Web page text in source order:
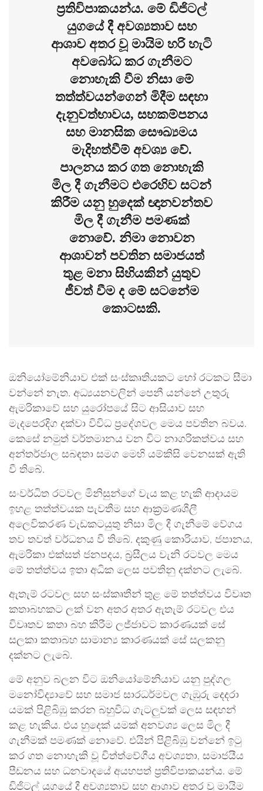
ප්‍රතිවිපාකයන්ය. මේ ඩිජිටල්
යුගයේ දී අවශ්‍යතාව සහ
ආශාව අතර වූ මායිම හරි හැටි
අවබෝධ කර ගැනීමට
නොහැකි වීම නිසා මේ
තත්ත්වයන්ගෙන් මිදීම සඳහා
දැනුවත්භාවය, සහකම්පනය
සහ මානසික සෞඛ්‍යමය
මැදිහත්වීම් අවශ්‍ය වේ.
පාලනය කර ගත නොහැකි
මිල දී ගැනීමට එරෙහිව සටන්
කිරීම යනු හුදෙක් ඥානවන්තව
මිල දී ගැනීම පමණක්
නොවේ. නිමා නොවන
ආශාවන් පවතින සමාජයත්
තුළ මනා සිහියකින් යුතුව
ජීවත් වීම ද මේ සටනේම
කොටසකි.
ඔනියෝමේනියාව එක් සංස්කෘතියකට හෝ රටකට සීමා
වන්නේ නැත. අධ්‍යයනවලින් පෙනී යන්නේ උතුරු
ඇමරිකාවේ සහ යුරෝපයේ සිට ආසියාව සහ
මැදපෙරදිග දක්වා විවිධ ප්‍රදේශවල මෙය පවතින බවය.
කෙසේ නමුත් වර්තමානය වන විට නාගරිකත්වය සහ
අන්තර්ජාල සබඳතා සමග මෙහි යම්කිසි වෙනසක් ඇති
වී තිබේ.
සංවර්ධිත රටවල මිනිසුන්ගේ වැය කළ හැකි ආදායම
ඉහළ තත්ත්වයක පැවතීම සහ ආක්‍රමණශීලී
අලෙවිකරණ වැඩකටයුතු නිසා මිල දී ගැනීමේ වේගය
තව තවත් වර්ධනය වී තිබේ. දකුණු කොරියාව, ජපානය,
ඇමරිකා එක්සත් ජනපදය, බ්‍රසීලය වැනි රටවල මෙය
මේ තත්ත්වය ඉතා අධික ලෙස පවතිනු දක්නට ලැබේ.
ඇතැම් රටවල සහ සංස්කෘතීන් තුළ මේ තත්ත්වය විවෘත
කතාබහකට ලක් වන අතර අතර ඇතැම් රටවල එය
විවෘතව කතා බහ කිරීම ලජ්ජාවට කාරණයක් සේ
සලකා කතාබහ සාමාන්‍ය කාරණයක් සේ සලකනු
දක්නට ලැබේ.
මේ අනුව බලන විට ඔනියෝමේනියාව යනු පුද්ගල
මනෝවිද්‍යාවේ සහ සමාජ සාරධර්මවල ගැඹුරු දෙදරා
යමක් පිළිබිඹු කරන බහුවිධ ගැටලුවක් ලෙස සඳහන්
කළ හැකිය. එය හුදෙක් යමක් අනවශ්‍ය ලෙස මිල දී
ගැනීමක් පමණක් නොවේ. එයින් පිළිබිඹු වන්නේ ඉටු
කර ගත නොහැකි වූ චිත්ත්වේගීය අවශ්‍යතා, සමාජයීය
පීඩනය සහ ධනවාදයේ අයහපත් ප්‍රතිවිපාකයන්ය. මේ
ඩිජිටල් යුගයේ දී අවශ්‍යතාව සහ ආශාව අතර වූ මායිම